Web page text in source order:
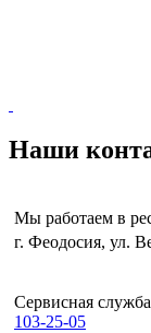
Наши
Мы работаем в
г. Феодосия, ул.
Сервисная
103-25-05